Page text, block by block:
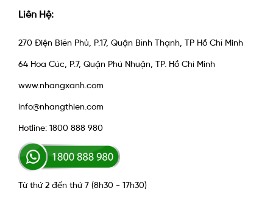
Liên Hệ:
270 Điện Biên Phủ, P.17, Quận Bình Thạnh, TP Hồ Chí Minh
64 Hoa Cúc, P.7, Quận Phú Nhuận, TP. Hồ Chí Minh
www.nhangxanh.com
info@nhangthien.com
Hotline: 1800 888 980
Từ thứ 2 đến thứ 7 (8h30 - 17h30)